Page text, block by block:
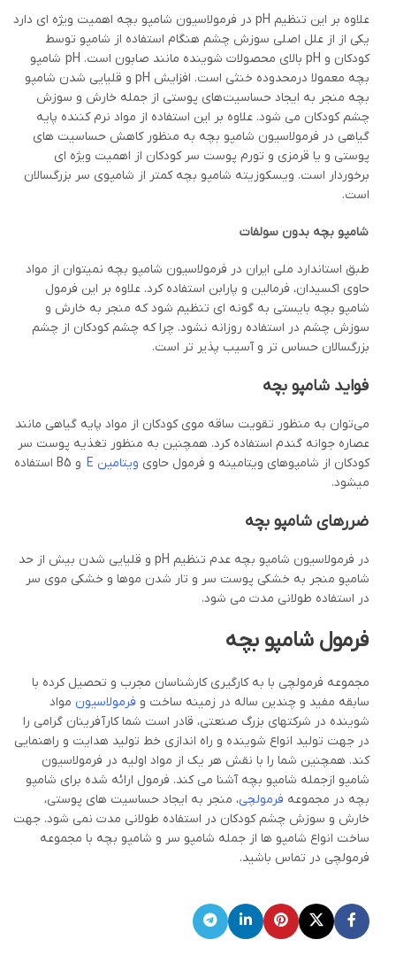
علاوه بر این تنظیم pH در فرمولاسیون شامپو بچه اهمیت ویژه ای دارد
یکی از از علل اصلی سوزش چشم هنگام استفاده از شامپو توسط
کودکان و pH بالای محصولات شوینده مانند صابون است. pH شامپو
بچه معمولا درمحدوده خنثی است. افزایش pH و قلیایی شدن شامپو
بچه منجر به ایجاد حساسیت‌های پوستی از جمله خارش و سوزش
چشم کودکان می شود. علاوه بر این استفاده از مواد نرم کننده پایه
گیاهی در فرمولاسیون شامپو بچه به منظور کاهش حساسیت های
پوستی و یا قرمزی و تورم پوست سر کودکان از اهمیت ویژه ای
برخوردار است. ویسکوزیته شامپو بچه کمتر از شامپوی سر بزرگسالان
است.
شامپو بچه بدون سولفات
طبق استاندارد ملی ایران در فرمولاسیون شامپو بچه نمیتوان از مواد
حاوی اکسیدان، فرمالین و پارابن استفاده کرد. علاوه بر این فرمول
شامپو بچه بایستی به گونه ای تنظیم شود که منجر به خارش و
سوزش چشم در استفاده روزانه نشود. چرا که چشم کودکان از چشم
بزرگسالان حساس تر و آسیب پذیر تر است.
فواید شامپو بچه
می‌توان به منظور تقویت ساقه موی کودکان از مواد پایه گیاهی مانند
عصاره جوانه گندم استفاده کرد. همچنین به منظور تغذیه پوست سر
کودکان از شامپوهای ویتامینه و فرمول حاوی ویتامین E
و B5 استفاده
میشود.
ضررهای شامپو بچه
در فرمولاسیون شامپو بچه عدم تنظیم pH و قلیایی شدن بیش از حد
شامپو منجر به خشکی پوست سر و تار شدن موها و خشکی موی سر
در استفاده طولانی مدت می شود.
فرمول شامپو بچه
مجموعه فرمولچی با به کارگیری کارشناسان مجرب و تحصیل کرده با
سابقه مفید و چندین ساله در زمینه ساخت و فرمولاسیون مواد
شوینده در شرکتهای بزرگ صنعتی، قادر است شما کارآفرینان گرامی را
در جهت تولید انواع شوینده و راه اندازی خط تولید هدایت و راهنمایی
کند. همچنین شما را با نقش هر یک از مواد اولیه در فرمولاسیون
شامپو ازجمله شامپو بچه آشنا می کند. فرمول ارائه شده برای شامپو
بچه در مجموعه فرمولچی، منجر به ایجاد حساسیت های پوستی،
خارش و سوزش چشم کودکان در استفاده طولانی مدت نمی شود. جهت
ساخت انواع شامپو ها از جمله شامپو سر و شامپو بچه با مجموعه
فرمولچی در تماس باشید.